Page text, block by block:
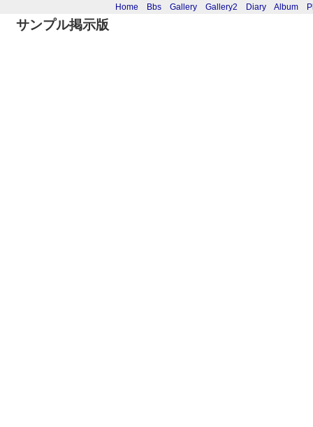
Home Bbs Gallery Gallery2 Diary Album
サンプル掲示版